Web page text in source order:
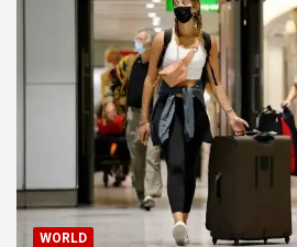
WORLD